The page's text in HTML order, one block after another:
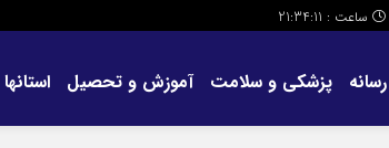
ساعت : 21:34:11
پزشکی و سلامت آموزش و تحصیل استانها